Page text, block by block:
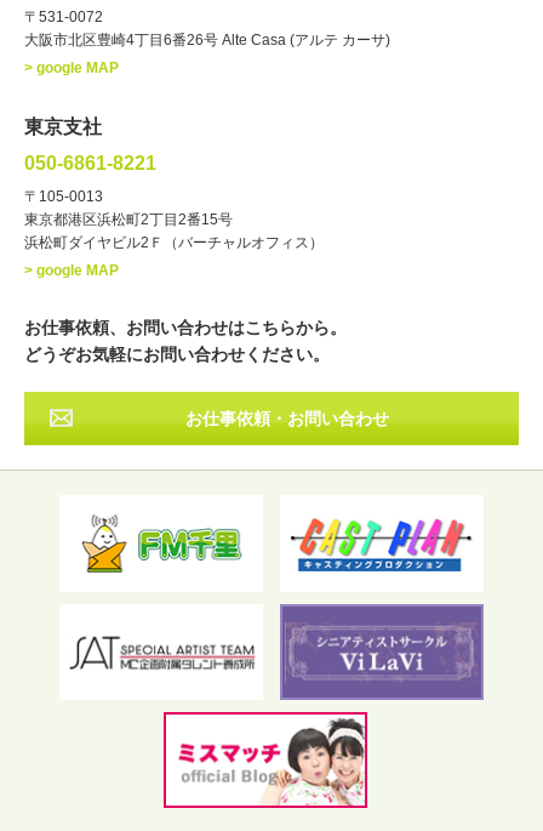
ナレーター レポーター
・年齢
・出身地 北海道 東北
その他
フリーワード検索
〒531-0072
大阪市北区豊崎4丁目6番26号 Alte Casa (アルテ カーサ)
> google MAP
東京支社
050-6861-8221
〒105-0013
東京都港区浜松町2丁目2番15号
浜松町ダイヤビル2Ｆ（バーチャルオフィス）
> google MAP
お仕事依頼、お問い合わせはこちらから。
どうぞお気軽にお問い合わせください。
お仕事依頼・お問い合わせ